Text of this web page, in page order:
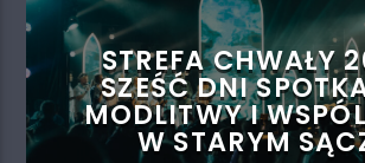
STREFA CHWAŁY
SZEŚĆ DNI
MODLITWY I
W STARYM